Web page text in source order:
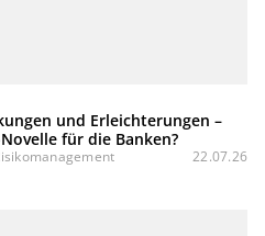
und Erleichterungen –
für die Banken?
22.07.26